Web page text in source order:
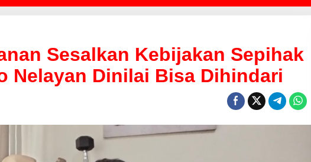
Sesalkan Kebijakan Sepihak
Nelayan Dinilai Bisa Dihindari